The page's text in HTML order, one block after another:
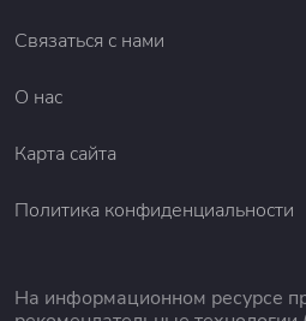
Связаться с нами
О нас
Карта сайта
Политика конфиденциальности
На информационном ресурсе